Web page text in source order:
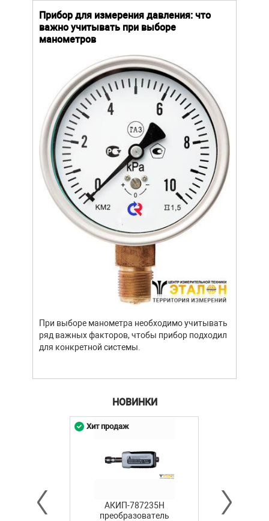
Прибор для измерения давления: что
важно учитывать при выборе
манометров
При выборе манометра необходимо учитывать
ряд важных факторов, чтобы прибор подходил
для конкретной системы.
НОВИНКИ
АКИП-787235H
преобразователь
Хит продаж